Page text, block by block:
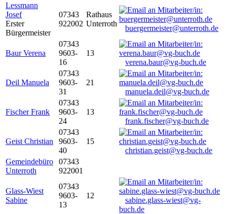
Lessmann
Josef
Erster
Bürgermeister
07343
922002
Rathaus
Unterroth
buergermeister@unterroth.de
Baur Verena
07343
9603-
16
13
verena.baur@vg-buch.de
Deil Manuela
07343
9603-
31
21
manuela.deil@vg-buch.de
Fischer Frank
07343
9603-
24
13
frank.fischer@vg-buch.de
Geist Christian
07343
9603-
40
15
christian.geist@vg-buch.de
Gemeindebüro
Unterroth
07343
922001
Glass-Wiest
Sabine
07343
9603-
13
12
sabine.glass-wiest@vg-
buch.de